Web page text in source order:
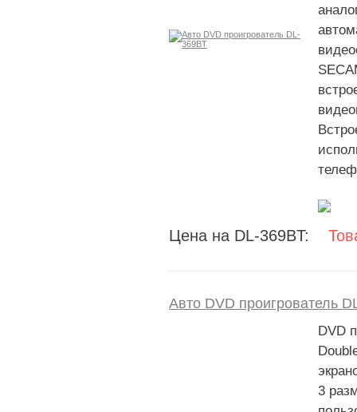
Цена на DL-369BT:
Авто DVD проигрователь
DVD
3